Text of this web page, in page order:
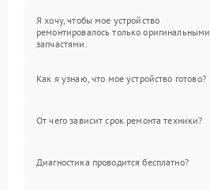
Я хочу, чтобы мое устройство
ремонтировалось только оригинальными
запчастями.
Как я узнаю, что мое устройство готово?
От чего зависит срок ремонта техники?
Диагностика проводится бесплатно?